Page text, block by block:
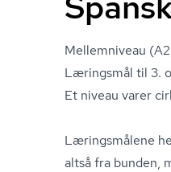
Mellemniveau
Læringsmål til 3.
Et niveau varer
Læringsmålene
altså fra bunden,